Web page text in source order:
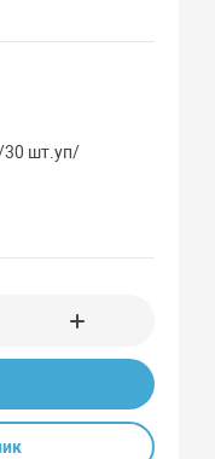
30 шт.уп/